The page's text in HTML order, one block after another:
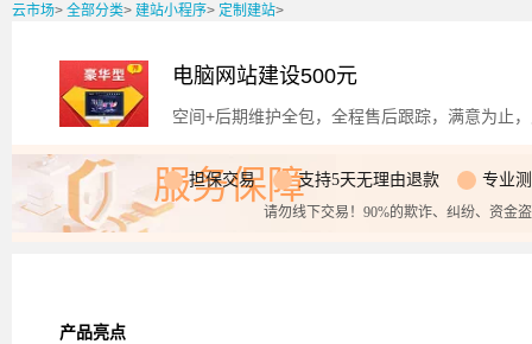
云市场> 全部分类> 建站小程序> 定制建站>
电脑网站建设500元
空间+后期维护全包，全程售后跟踪，满意为止
服务保障
担保交易 支持5天无理由退款 专业
请勿线下交易！90%的欺诈、纠纷、资金
产品亮点